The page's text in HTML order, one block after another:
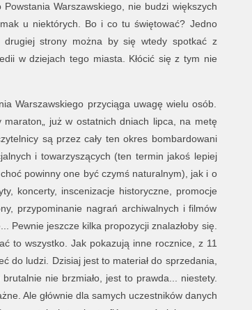
Warszawskiego, nie budzi większych
u niektórych. Bo i co tu świętować? Jedno
strony można by się wtedy spotkać z
w dziejach tego miasta. Kłócić się z tym nie
Warszawskiego przyciąga uwagę wielu osób.
maraton„ już w ostatnich dniach lipca, na metę
są przez cały ten okres bombardowani
i towarzyszących (ten termin jakoś lepiej
powinny one być czymś naturalnym), jak i o
koncerty, inscenizacje historyczne, promocje
przypominanie nagrań archiwalnych i filmów
Pewnie jeszcze kilka propozycji znalazłoby się.
to wszystko. Jak pokazują inne rocznice, z 11
do ludzi. Dzisiaj jest to materiał do sprzedania,
nie brzmiało, jest to prawda... niestety.
Ale głównie dla samych uczestników danych